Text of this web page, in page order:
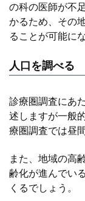
の科の医師が不
かるため、その
ることが可能に
人口を調べる
診療圏調査にあ
述しますが一般
療圏調査では昼
また、地域の高
齢化が進んでい
くるでしょう。